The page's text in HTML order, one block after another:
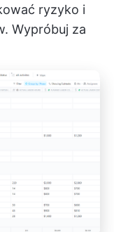
ryzyko i
Wypróbuj za